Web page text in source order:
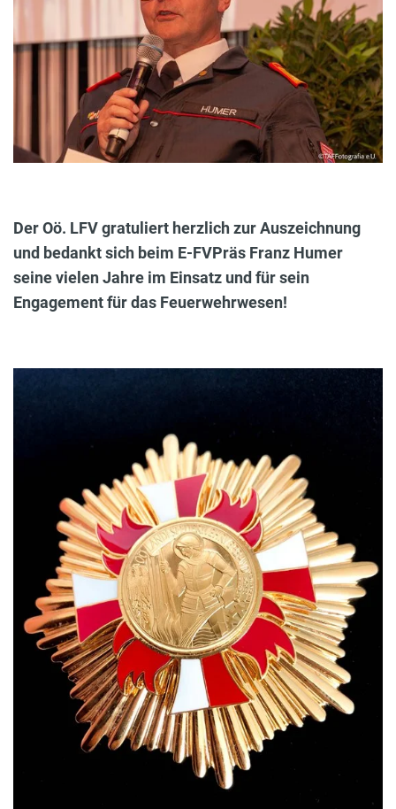
Der Oö. LFV gratuliert herzlich zur Auszeichnung
und bedankt sich beim E-FVPräs Franz Humer
seine vielen Jahre im Einsatz und für sein
Engagement für das Feuerwehrwesen!